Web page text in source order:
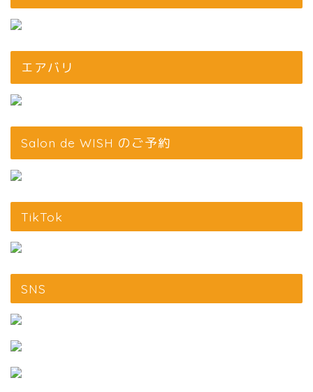
エアバリ
Salon de WISH のご予約
TikTok
SNS